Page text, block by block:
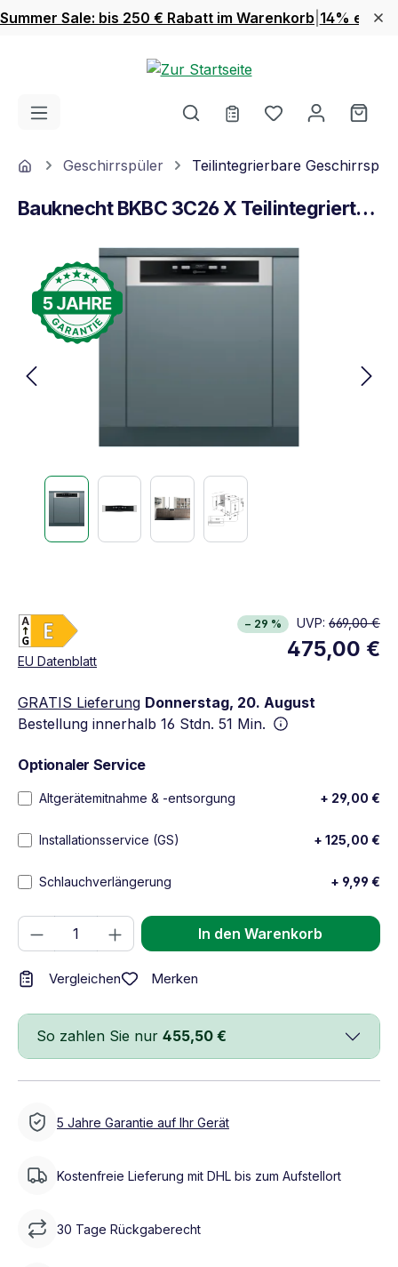
Zum Hauptinhalt springen
Summer Sale: bis 250 € Rabatt im Warenkorb 14% extra
Du hast 0
HomeGeschirrspüler Teilintegrierbare
Bauknecht BKBC 3C26 X Teilintegrierter Geschirrspüler Edelstahl
Bildergalerie überspringen
Vollständiges Energielabel anzeigen
Energieklasse E. Höchste bis niedrigste
EU DatenblattÖffnet in neuem Fenster
− 29 % UVP: 669,00 €
475,00 €
GRATIS Lieferung Donnerstag, 20. August
Bestellung innerhalb 16 Stdn. 51 Min.
Optionaler Service
Altgerätemitnahme & -entsorgung + 29,00 €
Installationsservice (GS) + 125,00 €
Schlauchverlängerung + 9,99 €
Produkt Anzahl: Gib den gewünschten
In den Warenkorb
Vergleichen Merken
So zahlen Sie nur 455,50 €
5 Jahre Garantie auf Ihr Gerät
Kostenfreie Lieferung mit DHL bis zum Aufstellort
30 Tage Rückgaberecht